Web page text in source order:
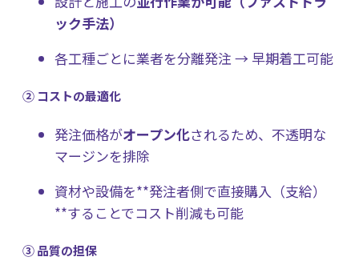
ック手法）
各工種ごとに業者を分離発注 → 早期着工可能
② コストの最適化
発注価格がオープン化されるため、不透明な
マージンを排除
資材や設備を**発注者側で直接購入（支給）
**することでコスト削減も可能
③ 品質の担保